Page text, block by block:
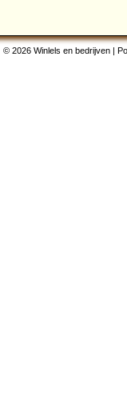
© 2026 Winlels en bedrijven |